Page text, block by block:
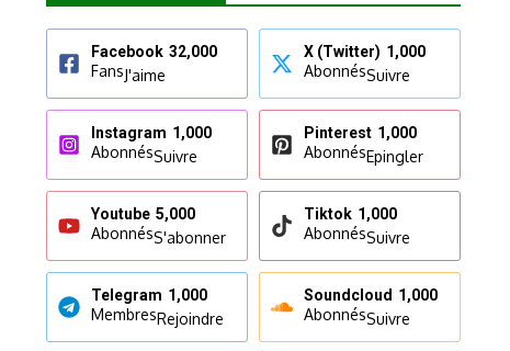
Facebook 32,000
FansJ'aime
X (Twitter) 1,000
AbonnésSuivre
Instagram 1,000
AbonnésSuivre
Pinterest 1,000
AbonnésEpingler
Youtube 5,000
AbonnésS'abonner
Tiktok 1,000
AbonnésSuivre
Telegram 1,000
MembresRejoindre
Soundcloud 1,000
AbonnésSuivre